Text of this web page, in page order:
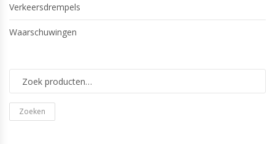
Verkeersdrempels
Waarschuwingen
Zoeken